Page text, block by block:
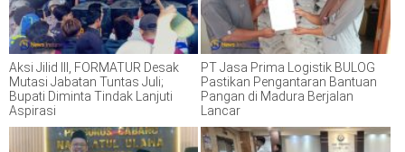
Aksi Jilid III, FORMATUR Desak
Mutasi Jabatan Tuntas Juli;
Bupati Diminta Tindak Lanjuti
Aspirasi
PT Jasa Prima Logistik BULOG
Pastikan Pengantaran Bantuan
Pangan di Madura Berjalan
Lancar